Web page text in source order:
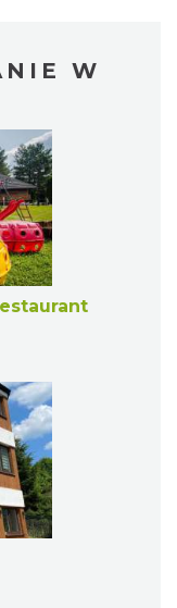
W